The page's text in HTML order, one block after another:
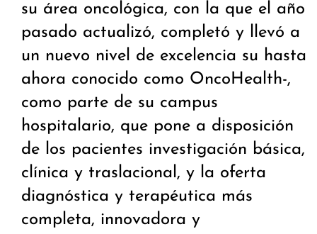
su área oncológica, con la que el año
pasado actualizó, completó y llevó a
un nuevo nivel de excelencia su hasta
ahora conocido como OncoHealth-,
como parte de su campus
hospitalario, que pone a disposición
de los pacientes investigación básica,
clínica y traslacional, y la oferta
diagnóstica y terapéutica más
completa, innovadora y